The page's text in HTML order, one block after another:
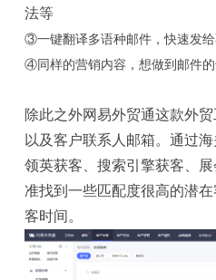
法等
③一键翻译多语种邮件，快速发
④同样的营销内容，想做到邮件
除此之外网易外贸通这款外
以及客户联系人邮箱。通过
领英获客、搜索引擎获客、
准找到一些匹配度很高的潜
客时间。